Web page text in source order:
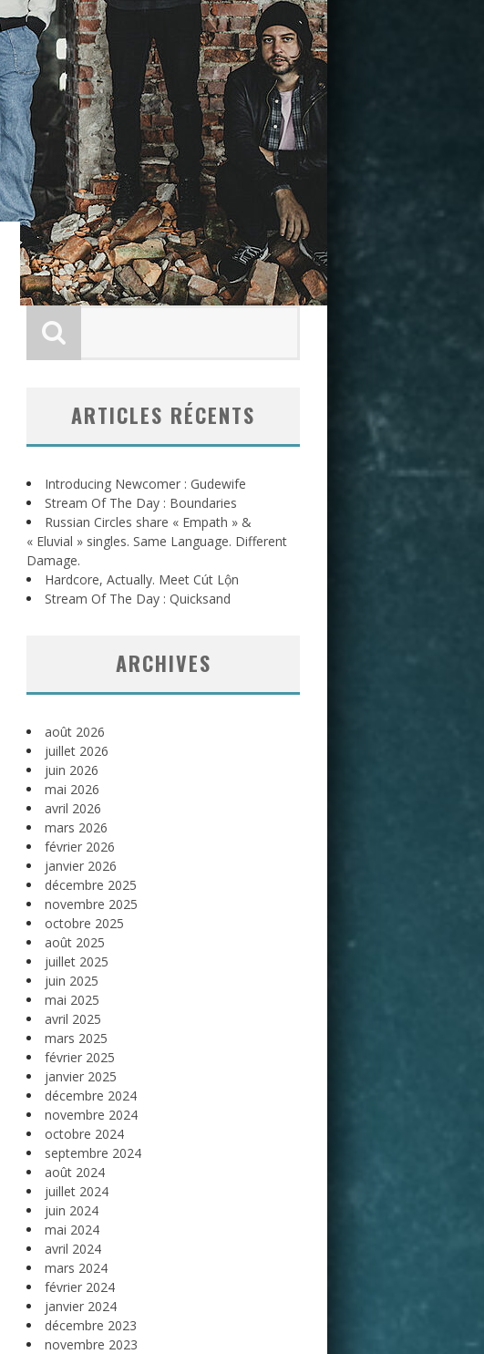
ARTICLES RÉCENTS
Introducing Newcomer : Gudewife
Stream Of The Day : Boundaries
Russian Circles share « Empath » &
« Eluvial » singles. Same Language. Different
Damage.
Hardcore, Actually. Meet Cút Lộn
Stream Of The Day : Quicksand
ARCHIVES
août 2026
juillet 2026
juin 2026
mai 2026
avril 2026
mars 2026
février 2026
janvier 2026
décembre 2025
novembre 2025
octobre 2025
août 2025
juillet 2025
juin 2025
mai 2025
avril 2025
mars 2025
février 2025
janvier 2025
décembre 2024
novembre 2024
octobre 2024
septembre 2024
août 2024
juillet 2024
juin 2024
mai 2024
avril 2024
mars 2024
février 2024
janvier 2024
décembre 2023
novembre 2023